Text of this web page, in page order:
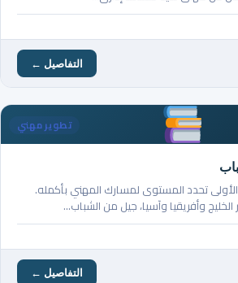
التفاصيل ←
تطوير مهني
تحدد المستوى لمسارك المهني بأكمله.
الخليج وأفريقيا وآسيا، جيل من الشباب…
التفاصيل ←